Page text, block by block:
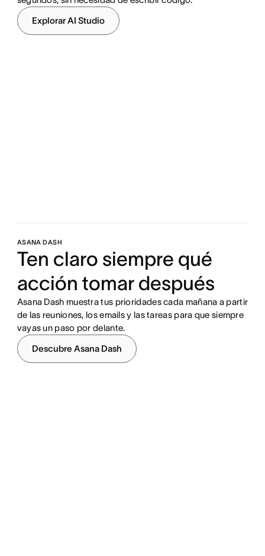
Explorar AI Studio
ASANA DASH
Ten claro siempre qué
acción tomar después
Asana Dash muestra tus prioridades cada mañana a partir
de las reuniones, los emails y las tareas para que siempre
vayas un paso por delante.
Descubre Asana Dash